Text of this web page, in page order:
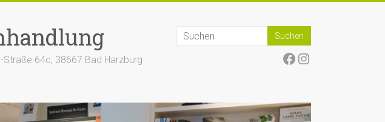
Straße 64c, 38667 Bad Harzburg Facebook
Instagram